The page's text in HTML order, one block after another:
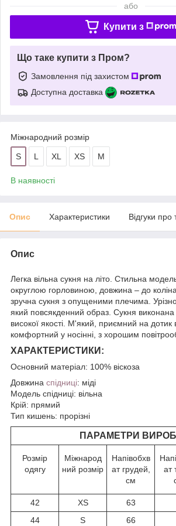
або
Купити з
Що таке купити з Пром?
Замовлення під захистом
Доступна доставка
Міжнародний розмір
S L XL XS M
В наявності
Опис Характеристики Відгуки про
Опис
Легка вільна сукня на літо. Стильна
округлою горловиною, довжина – до
зручна сукня з опущеними плечима.
який повсякденний образ. Сукня виконана
високої якості. М'який, приємний на дотик
комфортний у носінні, з хорошим
ХАРАКТЕРИСТИКИ:
Основний матеріал: 100% віскоза
Довжина спідниці: міді
Модель спідниці: вільна
Крій: прямий
Тип кишень: прорізні
ПАРАМЕТРИ
Розмір
одягу
Міжнарод
ний розмір
Напівобхв
ат грудей,
см
ат
42 XS 63
44
S 66